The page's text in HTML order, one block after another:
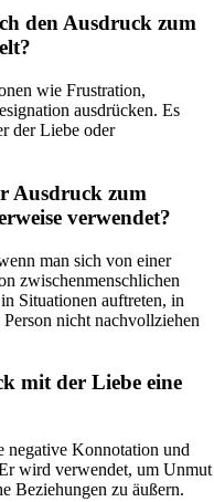
den Ausdruck zum
wie Frustration,
ausdrücken. Es
der Liebe oder
Ausdruck zum
verwendet?
man sich von einer
zwischenmenschlichen
Situationen auftreten, in
nicht nachvollziehen
mit der Liebe eine
negative Konnotation und
wird verwendet, um Unmut
Beziehungen zu äußern.